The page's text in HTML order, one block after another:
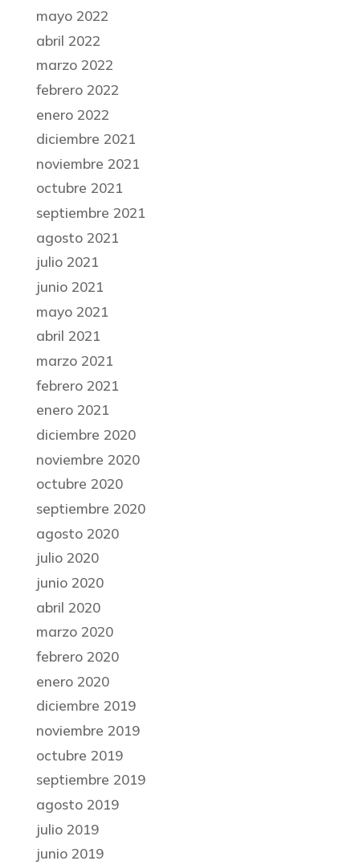
mayo 2022
abril 2022
marzo 2022
febrero 2022
enero 2022
diciembre 2021
noviembre 2021
octubre 2021
septiembre 2021
agosto 2021
julio 2021
junio 2021
mayo 2021
abril 2021
marzo 2021
febrero 2021
enero 2021
diciembre 2020
noviembre 2020
octubre 2020
septiembre 2020
agosto 2020
julio 2020
junio 2020
abril 2020
marzo 2020
febrero 2020
enero 2020
diciembre 2019
noviembre 2019
octubre 2019
septiembre 2019
agosto 2019
julio 2019
junio 2019